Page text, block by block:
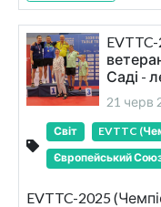
Саді -
21 черв
Світ
EVTTC
Європейський Союз
EVTTC-2025